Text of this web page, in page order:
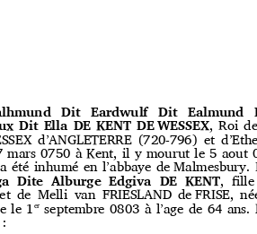
Dit Eardwulf Dit
Dit Ella DE KENT DEꢀWESSEX, Roi
d’ANGLETERRE (720-796) et
mars 0750 à Kent, il y mourut le5 aout
été inhumé en l’abbaye
Dite Alburge Edgiva DE KENT,
de Melli van FRIESLAND
le 1erseptembre 0803 à l’age de 64